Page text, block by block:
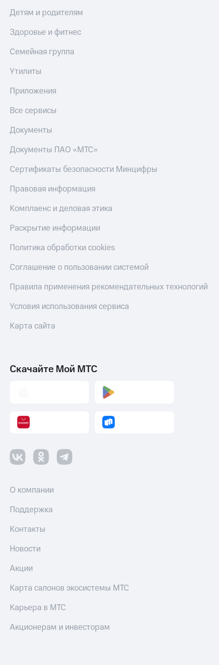
Детям и родителям
Здоровье и фитнес
Семейная группа
Утилиты
Приложения
Все сервисы
Документы
Документы ПАО «МТС»
Сертификаты безопасности Минцифры
Правовая информация
Комплаенс и деловая этика
Раскрытие информации
Политика обработки cookies
Соглашение о пользовании системой
Правила применения рекомендательных технологий
Условия использования сервиса
Карта сайта
Скачайте Мой МТС
О компании
Поддержка
Контакты
Новости
Акции
Карта салонов экосистемы МТС
Карьера в МТС
Акционерам и инвесторам